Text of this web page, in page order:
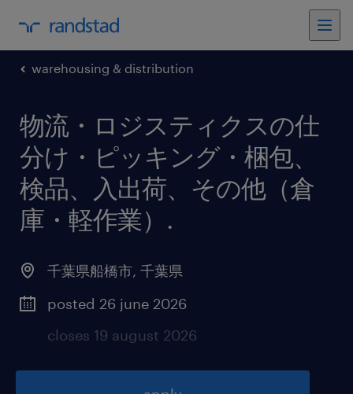
warehousing & distribution
物流・ロジスティクスの仕
分け・ピッキング・梱包、
検品、入出荷、その他（倉
庫・軽作業） .
千葉県船橋市, 千葉県
posted 26 june 2026
closes 19 august 2026